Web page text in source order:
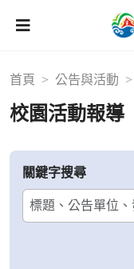
首頁 公告與活動
校園活動報導
關鍵字搜尋